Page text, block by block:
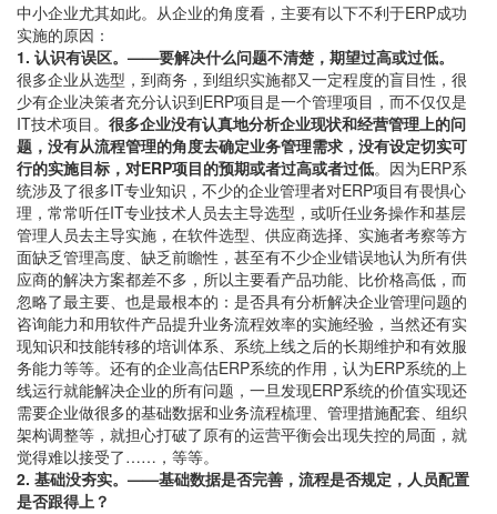
中小企业尤其如此。从企业的角度看，主要有以下不利于ERP成功
实施的原因：
1. 认识有误区。——要解决什么问题不清楚，期望过高或过低。
很多企业从选型，到商务，到组织实施都又一定程度的盲目性，很
少有企业决策者充分认识到ERP项目是一个管理项目，而不仅仅是
IT技术项目。 很多企业没有认真地分析企业现状和经营管理上的问
题，没有从流程管理的角度去确定业务管理需求，没有设定切实可
行的实施目标，对ERP项目的预期或者过高或者过低。因为ERP系
统涉及了很多IT专业知识，不少的企业管理者对ERP项目有畏惧心
理，常常听任IT专业技术人员去主导选型，或听任业务操作和基层
管理人员去主导实施，在软件选型、供应商选择、实施者考察等方
面缺乏管理高度、缺乏前瞻性，甚至有不少企业错误地认为所有供
应商的解决方案都差不多，所以主要看产品功能、比价格高低，而
忽略了最主要、也是最根本的：是否具有分析解决企业管理问题的
咨询能力和用软件产品提升业务流程效率的实施经验，当然还有实
现知识和技能转移的培训体系、系统上线之后的长期维护和有效服
务能力等等。还有的企业高估ERP系统的作用，认为ERP系统的上
线运行就能解决企业的所有问题，一旦发现ERP系统的价值实现还
需要企业做很多的基础数据和业务流程梳理、管理措施配套、组织
架构调整等，就担心打破了原有的运营平衡会出现失控的局面，就
觉得难以接受了……，等等。
2. 基础没夯实。——基础数据是否完善，流程是否规定，人员配置
是否跟得上？